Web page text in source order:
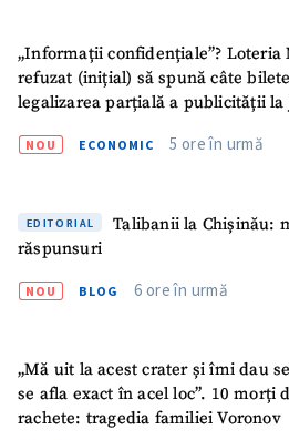
„Informații confidențiale”? Loteria
refuzat (inițial) să spună câte
legalizarea parțială a publicității
NOU ECONOMIC 5 ore în urmă
EDITORIAL
Talibanii la Chișinău:
răspunsuri
NOU BLOG 6 ore în urmă
„Mă uit la acest crater și îmi dau
se afla exact în acel loc”. 10 morți
rachete: tragedia familiei Voronov
ȘTIREA MEA
Titlu știre
+ Adaugă titlu
Fotografie
+ Încarcă imagine
+ Link media
Mesajul știrei
+ Mesajul știrei